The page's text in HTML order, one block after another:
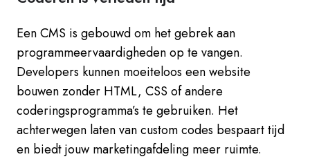
Een CMS is gebouwd om het gebrek aan
programmeervaardigheden op te vangen.
Developers kunnen moeiteloos een website
bouwen zonder HTML, CSS of andere
coderingsprogramma’s te gebruiken. Het
achterwegen laten van custom codes bespaart tijd
en biedt jouw marketingafdeling meer ruimte.